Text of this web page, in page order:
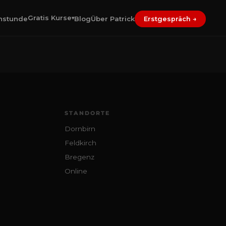
Gratis Kurse▾BlogÜber Patrick Erstgespräch →
STANDORTE
Dornbirn
Feldkirch
Bregenz
Online